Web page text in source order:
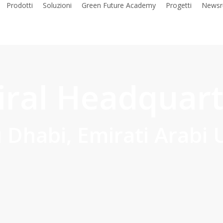
Prodotti Soluzioni Green Future Academy Progetti